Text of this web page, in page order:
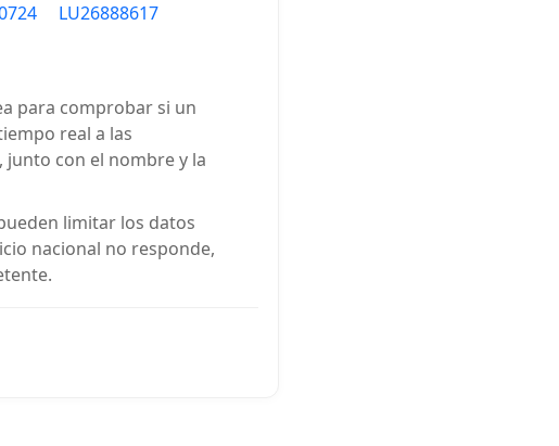
LU26888617
para comprobar si un
real a las
con el nombre y la
limitar los datos
nacional no responde,